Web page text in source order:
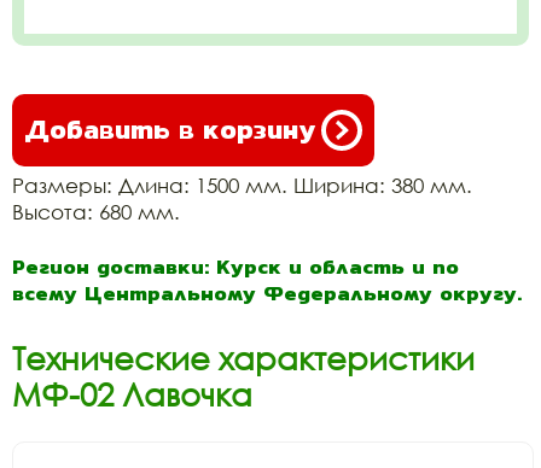
Добавить в корзину
Размеры: Длина: 1500 мм. Ширина: 380 мм.
Высота: 680 мм.
Регион доставки: Курск и область и по
всему Центральному Федеральному округу.
Технические характеристики
МФ-02 Лавочка